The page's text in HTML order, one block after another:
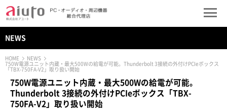
NEWS
HOME
NEWS
750W電源ユニット内蔵・最大500Wの給電が可能。Thunderbolt 3接続の外付けPCIeボックス
「TBX-750FA-V2」取り扱い開始
750W電源ユニット内蔵・最大500Wの給電が可能。
Thunderbolt 3接続の外付けPCIeボックス「TBX-
750FA-V2」取り扱い開始